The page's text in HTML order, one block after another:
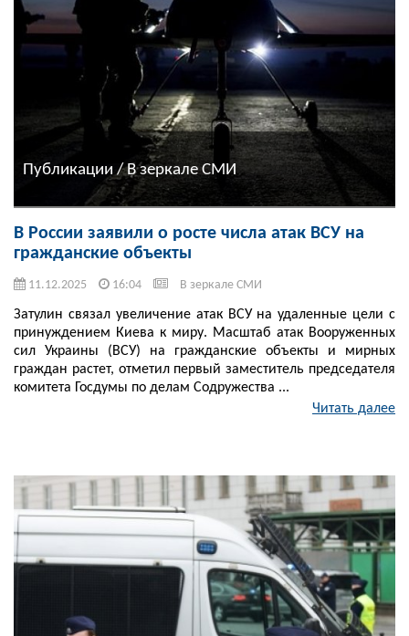
Публикации / В зеркале СМИ
В России заявили о росте числа атак ВСУ на
гражданские объекты
11.12.2025 16:04 В зеркале СМИ
Затулин связал увеличение атак ВСУ на удаленные цели с
принуждением Киева к миру. Масштаб атак Вооруженных
сил Украины (ВСУ) на гражданские объекты и мирных
граждан растет, отметил первый заместитель председателя
комитета Госдумы по делам Содружества ...
Читать далее